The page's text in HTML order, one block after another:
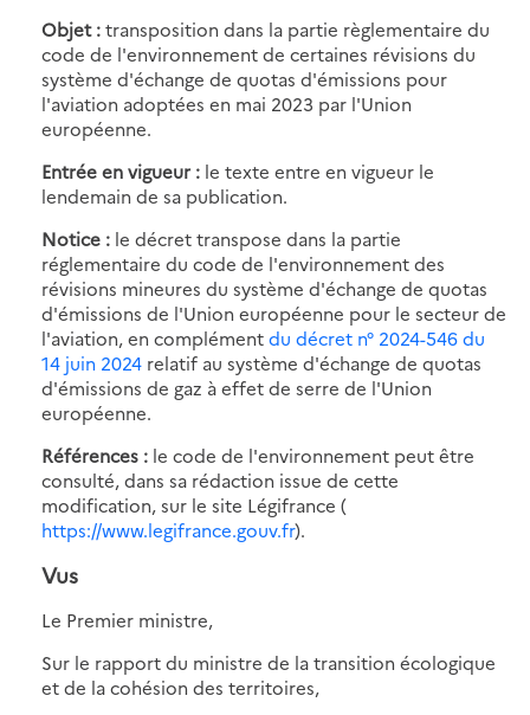
Objet :transposition dans la partie règlementaire du
code de l'environnement de certaines révisions du
système d'échange de quotas d'émissions pour
l'aviation adoptées en mai 2023 par l'Union
européenne.
Entrée en vigueur : le texte entre en vigueur le
lendemain de sa publication.
Notice : le décret transpose dans la partie
réglementaire du code de l'environnement des
révisions mineures du système d'échange de quotas
d'émissions de l'Union européenne pour le secteur de
l'aviation, en complémentdu décret n° 2024-546 du
14 juin 2024 relatif au système d'échange de quotas
d'émissions de gaz à effet de serre de l'Union
européenne.
Références : le code de l'environnement peut être
consulté, dans sa rédaction issue de cette
modification, sur le site Légifrance (
https://www.legifrance.gouv.fr).
Vus
Le Premier ministre,
Sur le rapport du ministre de la transition écologique
et de la cohésion des territoires,